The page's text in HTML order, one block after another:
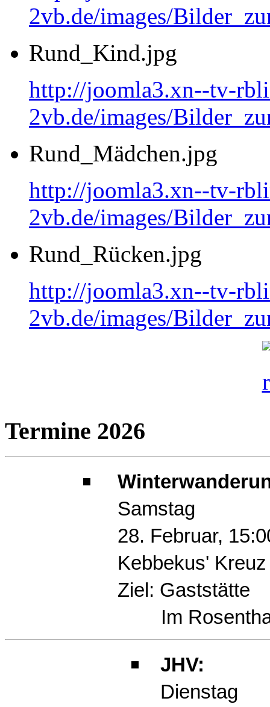
2vb.de/images/
Rund_Kind.jpg
http://joomla3.xn--tv-
2vb.de/images/
Rund_Mädchen.jpg
http://joomla3.xn--tv-
2vb.de/images/
Rund_Rücken.jpg
http://joomla3.xn--tv-
2vb.de/images/
Termine 2026
Samstag
28. Februar,
Kebbekus' Kreuz
Ziel: Gaststätte
Im
JHV:
Dienstag